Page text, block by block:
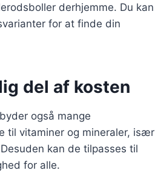
derhjemme. Du kan
for at finde din
del af kosten
også mange
til vitaminer og mineraler, især
kan de tilpasses til
for alle.